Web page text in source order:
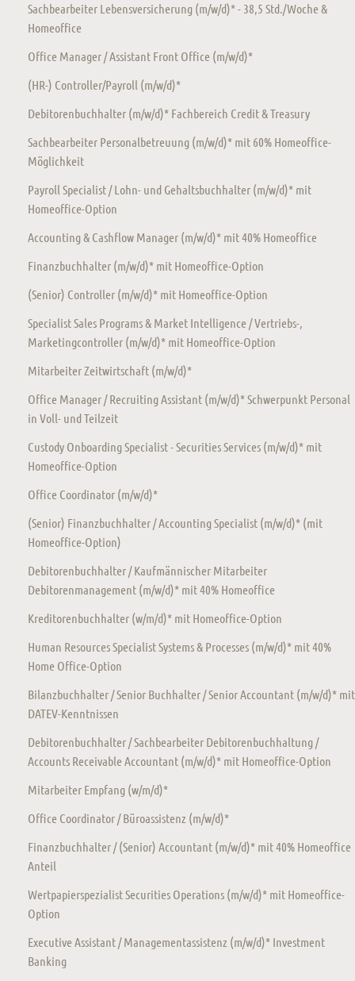
Sachbearbeiter Lebensversicherung (m/w/d)* - 38,5 Std./Woche &
Homeoffice
Office Manager / Assistant Front Office (m/w/d)*
(HR-) Controller/Payroll (m/w/d)*
Debitorenbuchhalter (m/w/d)* Fachbereich Credit & Treasury
Sachbearbeiter Personalbetreuung (m/w/d)* mit 60% Homeoffice-
Möglichkeit
Payroll Specialist / Lohn- und Gehaltsbuchhalter (m/w/d)* mit
Homeoffice-Option
Accounting & Cashflow Manager (m/w/d)* mit 40% Homeoffice
Finanzbuchhalter (m/w/d)* mit Homeoffice-Option
(Senior) Controller (m/w/d)* mit Homeoffice-Option
Specialist Sales Programs & Market Intelligence / Vertriebs-,
Marketingcontroller (m/w/d)* mit Homeoffice-Option
Mitarbeiter Zeitwirtschaft (m/w/d)*
Office Manager / Recruiting Assistant (m/w/d)* Schwerpunkt Personal
in Voll- und Teilzeit
Custody Onboarding Specialist - Securities Services (m/w/d)* mit
Homeoffice-Option
Office Coordinator (m/w/d)*
(Senior) Finanzbuchhalter / Accounting Specialist (m/w/d)* (mit
Homeoffice-Option)
Debitorenbuchhalter / Kaufmännischer Mitarbeiter
Debitorenmanagement (m/w/d)* mit 40% Homeoffice
Kreditorenbuchhalter (w/m/d)* mit Homeoffice-Option
Human Resources Specialist Systems & Processes (m/w/d)* mit 40%
Home Office-Option
Bilanzbuchhalter / Senior Buchhalter / Senior Accountant (m/w/d)* mit
DATEV-Kenntnissen
Debitorenbuchhalter / Sachbearbeiter Debitorenbuchhaltung /
Accounts Receivable Accountant (m/w/d)* mit Homeoffice-Option
Mitarbeiter Empfang (w/m/d)*
Office Coordinator / Büroassistenz (m/w/d)*
Finanzbuchhalter / (Senior) Accountant (m/w/d)* mit 40% Homeoffice
Anteil
Wertpapierspezialist Securities Operations (m/w/d)* mit Homeoffice-
Option
Executive Assistant / Managementassistenz (m/w/d)* Investment
Banking